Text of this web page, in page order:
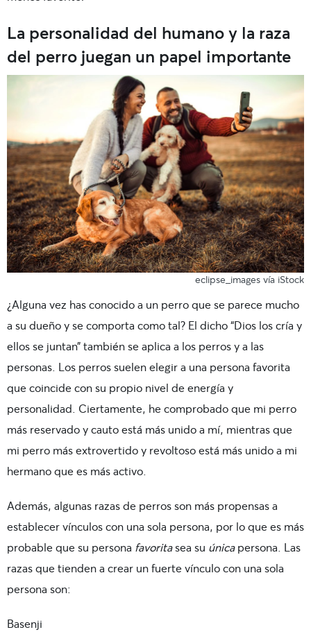
La personalidad del humano y la raza
del perro juegan un papel importante
eclipse_images vía iStock
¿Alguna vez has conocido a un perro que se parece mucho
a su dueño y se comporta como tal? El dicho “Dios los cría y
ellos se juntan” también se aplica a los perros y a las
personas. Los perros suelen elegir a una persona favorita
que coincide con su propio nivel de energía y
personalidad. Ciertamente, he comprobado que mi perro
más reservado y cauto está más unido a mí, mientras que
mi perro más extrovertido y revoltoso está más unido a mi
hermano que es más activo.
Además, algunas razas de perros son más propensas a
establecer vínculos con una sola persona, por lo que es más
probable que su persona favoritasea su únicapersona. Las
razas que tienden a crear un fuerte vínculo con una sola
persona son:
Basenji